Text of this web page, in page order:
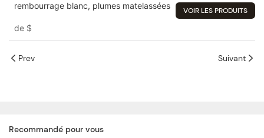
rembourrage blanc, plumes matelassées
de $
VOIR LES PRODUITS
Prev Suivant
Recommandé pour vous